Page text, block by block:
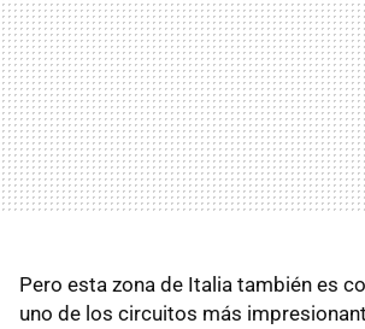
Pero esta zona de Italia también es
uno de los circuitos más